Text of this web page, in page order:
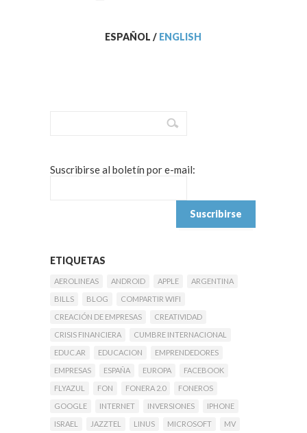
ESPAÑOL / ENGLISH
Suscribirse al boletín por e-mail:
ETIQUETAS
AEROLINEAS ANDROID APPLE
ARGENTINA
BILLS
BLOG
COMPARTIR WIFI
CREACIÓN DE EMPRESAS
CREATIVIDAD
CRISIS FINANCIERA
CUMBRE INTERNACIONAL
EDUC.AR
EDUCACION
EMPRENDEDORES
EMPRESAS
ESPAÑA EUROPA
FACEBOOK
FLYAZUL
FON FONERA 2.0
FONEROS
GOOGLE
INTERNET INVERSIONES
IPHONE
ISRAEL
JAZZTEL LINUS MICROSOFT
MV